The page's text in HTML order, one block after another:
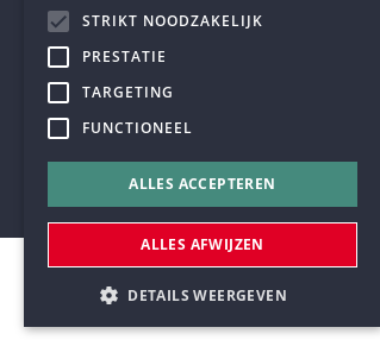
TELEFOON
+32 3 233 70 32
© Humanistisch Verbond 2026 Privacy
#codedwithlove byCodelines
STRIKT NOODZAKELIJK
PRESTATIE
TARGETING
FUNCTIONEEL
ALLES ACCEPTEREN
ALLES AFWIJZEN
DETAILS WEERGEVEN